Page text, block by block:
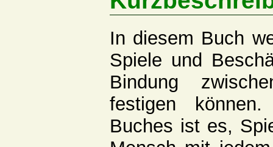
In diesem Buch
Spiele und
Bindung
festigen
Buches ist es,